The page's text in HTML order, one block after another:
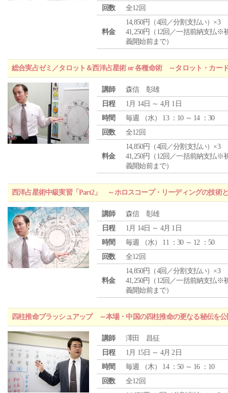
回数
全12回
料金
14,850円（4回／分割支払い）×3
41,250円（12回／一括前納支払※
義開始前まで）
総合実占ゼミ／タロット＆西洋占星術 or 各種命術 ～タロット・カー
講師
森信 彰雄
日程
1月 14日 ～ 4月 1日
時間
毎週 （水） 13 ：10 ～ 14 ：30
回数
全12回
料金
14,850円（4回／分割支払い）×3
41,250円（12回／一括前納支払※
義開始前まで）
西洋占星術中級実習「Part2」 ～ホロスコープ・リーディングの技術
講師
森信 彰雄
日程
1月 14日 ～ 4月 1日
時間
毎週 （水） 11 ：30 ～ 12 ：50
回数
全12回
料金
14,850円（4回／分割支払い）×3
41,250円（12回／一括前納支払※
義開始前まで）
四柱推命ブラッシュアップ ～本場・中国の四柱推命の更なる秘伝を
講師
澤田 昌征
日程
1月 15日 ～ 4月 2日
時間
毎週 （木） 14 ：50 ～ 16 ：10
回数
全12回